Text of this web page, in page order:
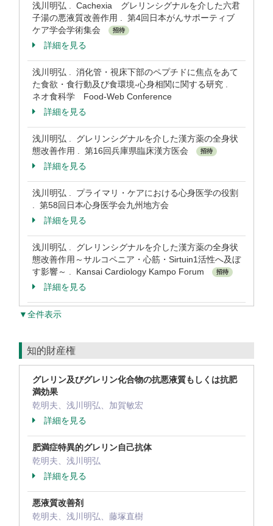
浅川明弘 . Cachexia グレリンシグナルを介した六君
子湯の悪液質改善作用 . 第4回日本がんサポーティブ
ケア学会学術集会
招待
詳細を見る
浅川明弘 . 消化管・視床下部のペプチドに焦点をあて
た食欲・食行動及び食環境‐心身相関に関する研究 .
ネオ食科学 Food-Web Conference
詳細を見る
浅川明弘 . グレリンシグナルを介した漢方薬の全身状
態改善作用 . 第16回兵庫県臨床漢方医会
招待
詳細を見る
浅川明弘 . プライマリ・ケアにおける心身医学の役割
. 第58回日本心身医学会九州地方会
詳細を見る
浅川明弘 . グレリンシグナルを介した漢方薬の全身状
態改善作用～サルコペニア・心筋・Sirtuin1活性へ及ぼ
す影響～ . Kansai Cardiology Kampo Forum
招待
詳細を見る
▼全件表示
知的財産権
グレリン及びグレリン化合物の抗悪液質もしくは抗肥
満効果
乾明夫、浅川明弘、加賀敏宏
詳細を見る
肥満症特異的グレリン自己抗体
乾明夫、浅川明弘
詳細を見る
悪液質改善剤
乾明夫、浅川明弘、藤塚直樹